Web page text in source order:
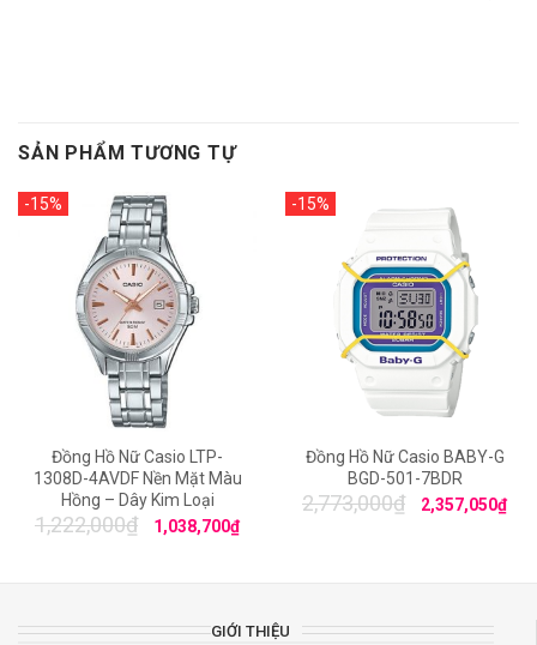
SẢN PHẨM TƯƠNG TỰ
-15%
Đồng Hồ Nữ Casio LTP-
1308D-4AVDF Nền Mặt Màu
Hồng – Dây Kim Loại
1,222,000₫ 1,038,700₫
-15%
Đồng Hồ Nữ Casio BABY-G
BGD-501-7BDR
2,773,000₫ 2,357,050₫
GIỚI THIỆU